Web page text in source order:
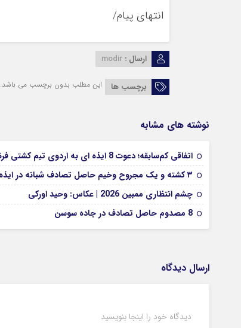
انتهای پیام/
ارسال : modir
برچسب ها این مطلب بدون برچسب می باشد.
نوشته های مشابه
اتفاقی کم‌سابقه؛ دعوت 8 ایذه ای به اردوی تیم کشتی فرنگی بزرگسالان
۳ کشته و یک مجروح وخیم حاصل تصادف شبانه در ایذه
چشم انتظاری ممبین 2026 | عکاس: وحید اورکی
8 مصدوم حاصل تصادف در جاده سوسن
ارسال دیدگاه
دیدگاه خود را اینجا بنویسید